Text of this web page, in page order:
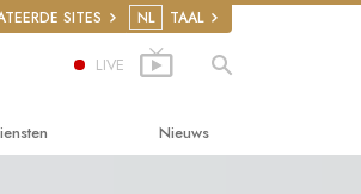
SITES NL TAAL
LIVE
Nieuws